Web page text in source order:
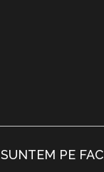
SUNTEM PE